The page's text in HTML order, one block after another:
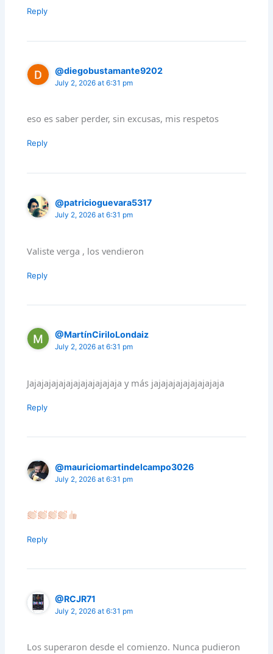
Reply
@diegobustamante9202
July 2, 2026 at 6:31 pm
eso es saber perder, sin excusas, mis respetos
Reply
@patricioguevara5317
July 2, 2026 at 6:31 pm
Valiste verga , los vendieron
Reply
@MartínCiriloLondaiz
July 2, 2026 at 6:31 pm
Jajajajajajajajajajajajaja y más jajajajajajajajajaja
Reply
@mauriciomartindelcampo3026
July 2, 2026 at 6:31 pm
Reply
@RCJR71
July 2, 2026 at 6:31 pm
Los superaron desde el comienzo. Nunca pudieron